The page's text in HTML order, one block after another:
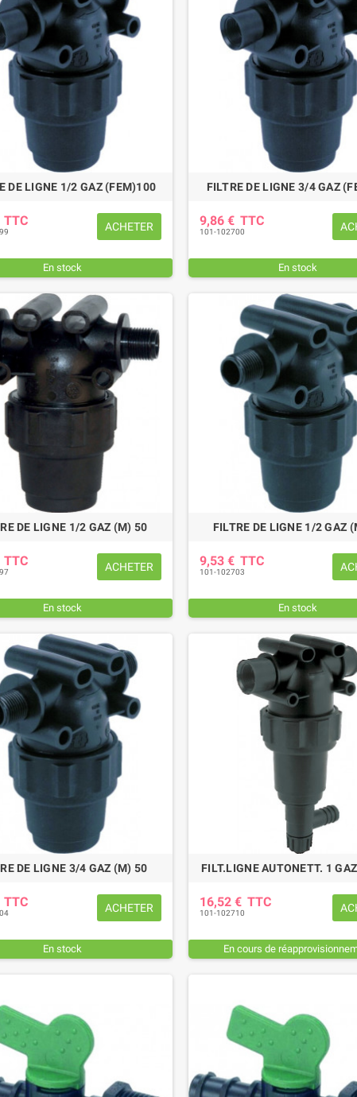
DE LIGNE 1/2 GAZ (FEM)100
TTC ACHETER
En stock
FILTRE DE LIGNE 3/4 GAZ
9,86 € TTC
101-102700
En stock
DE LIGNE 1/2 GAZ (M) 50
TTC ACHETER
En stock
FILTRE DE LIGNE 1/2 GAZ
9,53 € TTC
101-102703
En stock
DE LIGNE 3/4 GAZ (M) 50
TTC ACHETER
En stock
FILT.LIGNE AUTONETT. 1
16,52 € TTC
101-102710
En cours de